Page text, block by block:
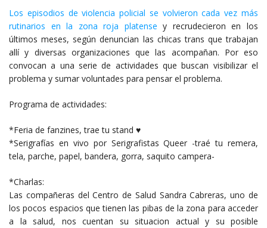
Los episodios de violencia policial se volvieron cada vez más
rutinarios en la zona roja platense y recrudecieron en los
últimos meses, según denuncian las chicas trans que trabajan
allí y diversas organizaciones que las acompañan. Por eso
convocan a una serie de actividades que buscan visibilizar el
problema y sumar voluntades para pensar el problema.
Programa de actividades:
*Feria de fanzines, trae tu stand ♥
*Serigrafías en vivo por Serigrafistas Queer -traé tu remera,
tela, parche, papel, bandera, gorra, saquito campera-
*Charlas:
Las compañeras del Centro de Salud Sandra Cabreras, uno de
los pocos espacios que tienen las pibas de la zona para acceder
a la salud, nos cuentan su situacion actual y su posible